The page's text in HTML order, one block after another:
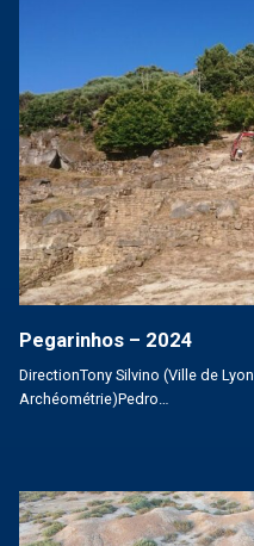
Pegarinhos – 2024
DirectionTony Silvino (Ville de
Archéométrie)Pedro…